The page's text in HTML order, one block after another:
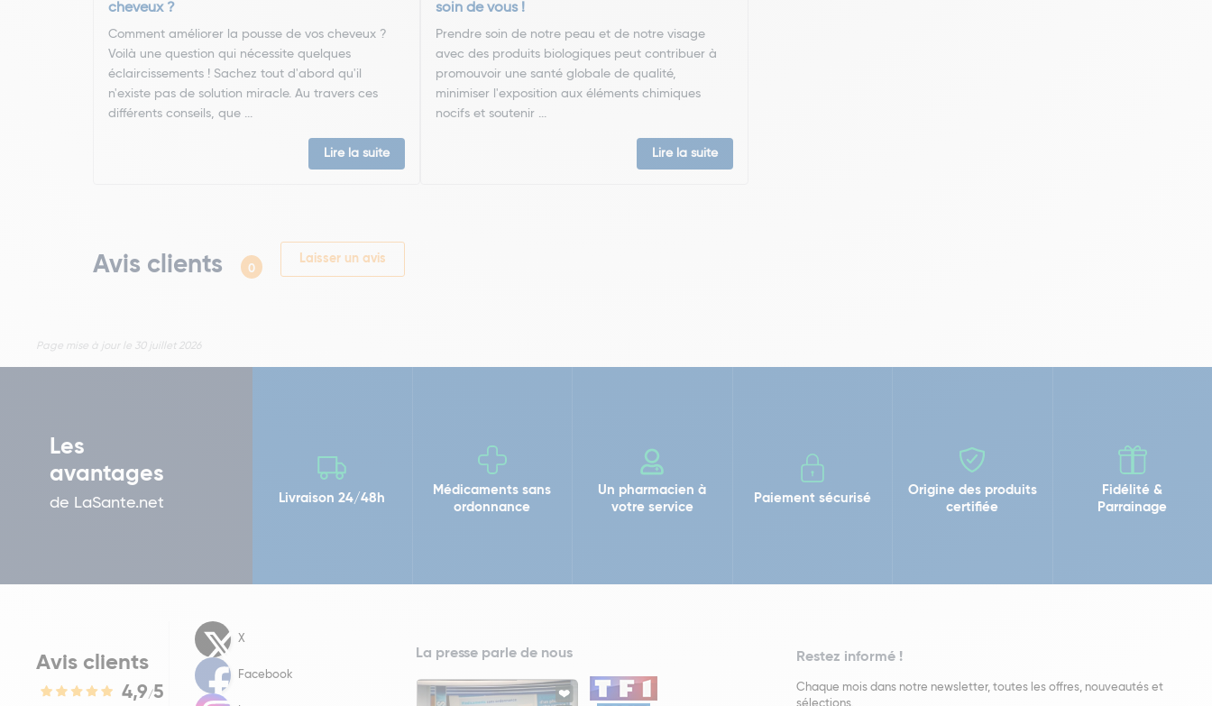
cheveux ?
Comment améliorer la pousse de vos cheveux ?
Voilà une question qui nécessite quelques
éclaircissements ! Sachez tout d'abord qu'il
n'existe pas de solution miracle. Au travers ces
différents conseils, que ...
Lire la suite
soin de vous !
Prendre soin de notre peau et de notre visage
avec des produits biologiques peut contribuer à
promouvoir une santé globale de qualité,
minimiser l'exposition aux éléments chimiques
nocifs et soutenir ...
Lire la suite
Avis clients 0
Laisser un avis
Page mise à jour le 30 juillet 2026
Les
avantages
de LaSante.net Livraison 24/48h
Médicaments sans
ordonnance
Un pharmacien à
votre service
Paiement sécurisé
Origine des produits
certifiée
Fidélité &
Parrainage
Avis clients
4,9/5
X
Facebook
La presse parle de nous Restez informé !
Chaque mois dans notre newsletter, toutes les offres, nouveautés et
sélections.